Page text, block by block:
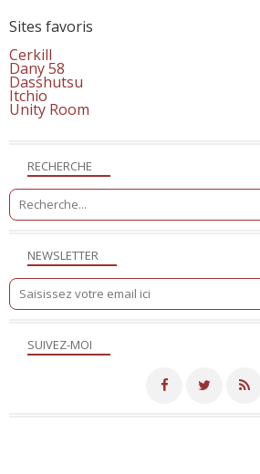
NEWSLETTER
SUIVEZ-MOI
RECHERCHE
Sites favoris
Cerkill
Dany 58
Dasshutsu
Itchio
Unity Room